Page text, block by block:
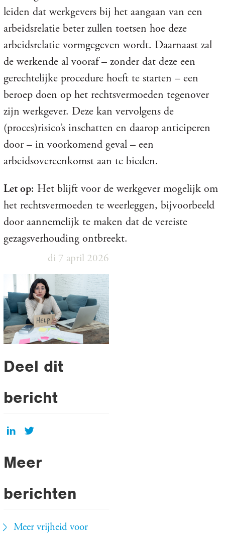
leiden dat werkgevers bij het aangaan van een
arbeidsrelatie beter zullen toetsen hoe deze
arbeidsrelatie vormgegeven wordt. Daarnaast zal
de werkende al vooraf – zonder dat deze een
gerechtelijke procedure hoeft te starten – een
beroep doen op het rechtsvermoeden tegenover
zijn werkgever. Deze kan vervolgens de
(proces)risico’s inschatten en daarop anticiperen
door – in voorkomend geval – een
arbeidsovereenkomst aan te bieden.
Let op: Het blijft voor de werkgever mogelijk om
het rechtsvermoeden te weerleggen, bijvoorbeeld
door aannemelijk te maken dat de vereiste
gezagsverhouding ontbreekt.
di 7 april 2026
Deel dit
bericht
Meer
berichten
Meer vrijheid voor